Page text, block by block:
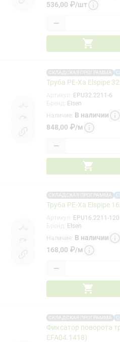
536,00 ₽/шт
−
СКЛАДСКАЯ ПРОГРАММА
Труба PE-Xa Elspipe
EPU32.2211-6
Elsen
Наличие: В наличии
848,00 ₽/м
−
СКЛАДСКАЯ ПРОГРАММА
Труба PE-Xa Elspipe
EPU16.2211-120
Elsen
Наличие: В наличии
168,00 ₽/м
−
СКЛАДСКАЯ ПРОГРАММА
Фиксатор поворота
EFA04.1418)